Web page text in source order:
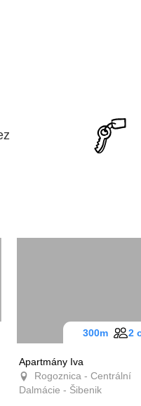
Apartmány Iva
Rogoznica - Centrální
Dalmácie - Šibenik
300m